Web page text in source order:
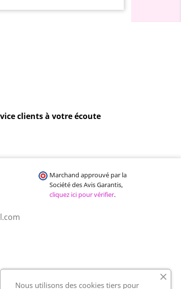
clients à votre écoute
Marchand approuvé par la
Société des Avis Garantis,
cliquez ici pour vérifier.
Nous utilisons des cookies tiers pour